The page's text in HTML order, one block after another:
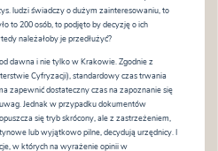
ludzi świadczy o dużym zainteresowaniu, to
to 200 osób, to podjęto by decyzję o ich
należałoby je przedłużyć?
dawna i nie tylko w Krakowie. Zgodnie z
Cyfryzacji), standardowy czas trwania
zapewnić dostateczny czas na zapoznanie się
Jednak w przypadku dokumentów
się tryb skrócony, ale z zastrzeżeniem,
lub wyjątkowo pilne, decydują urzędnicy. I
w których na wyrażenie opinii w